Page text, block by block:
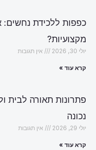
כפפות ללכידת נחשים:
מקצועיות?
יולי 30, 2026 אין תגובות
קרא עוד »
פתרונות תאורה לבית
נכונה
יולי 29, 2026 אין תגובות
קרא עוד »